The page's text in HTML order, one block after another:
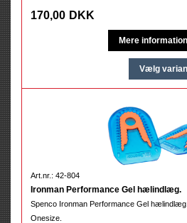
170,00 DKK
Art.nr.: 42-804
Ironman Performance Gel hælindlæg.
Spenco Ironman Performance Gel hælindlæg.
Onesize.